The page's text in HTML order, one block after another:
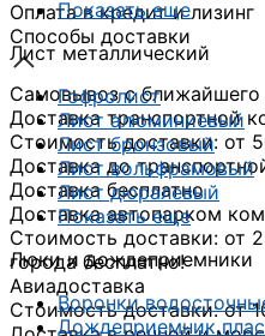
Показать еще
Лист металлический
Гофролист
Лист алюминиевый
Лист бронзовый
Лист вольфрамовый
Лист дюралевый
Показать еще
Люки и дождеприемники
Воронки
Дождеприемник
Оплата в кредит и лизинг
Способы доставки
Самовывоз с ближайшего
Доставка транспортной
Стоимость доставки: от
Доставка до
Доставка бесплатно
Доставка автопарком
Стоимость доставки: от
города бесплатно!
Авиадоставка
Стоимость доставки: от